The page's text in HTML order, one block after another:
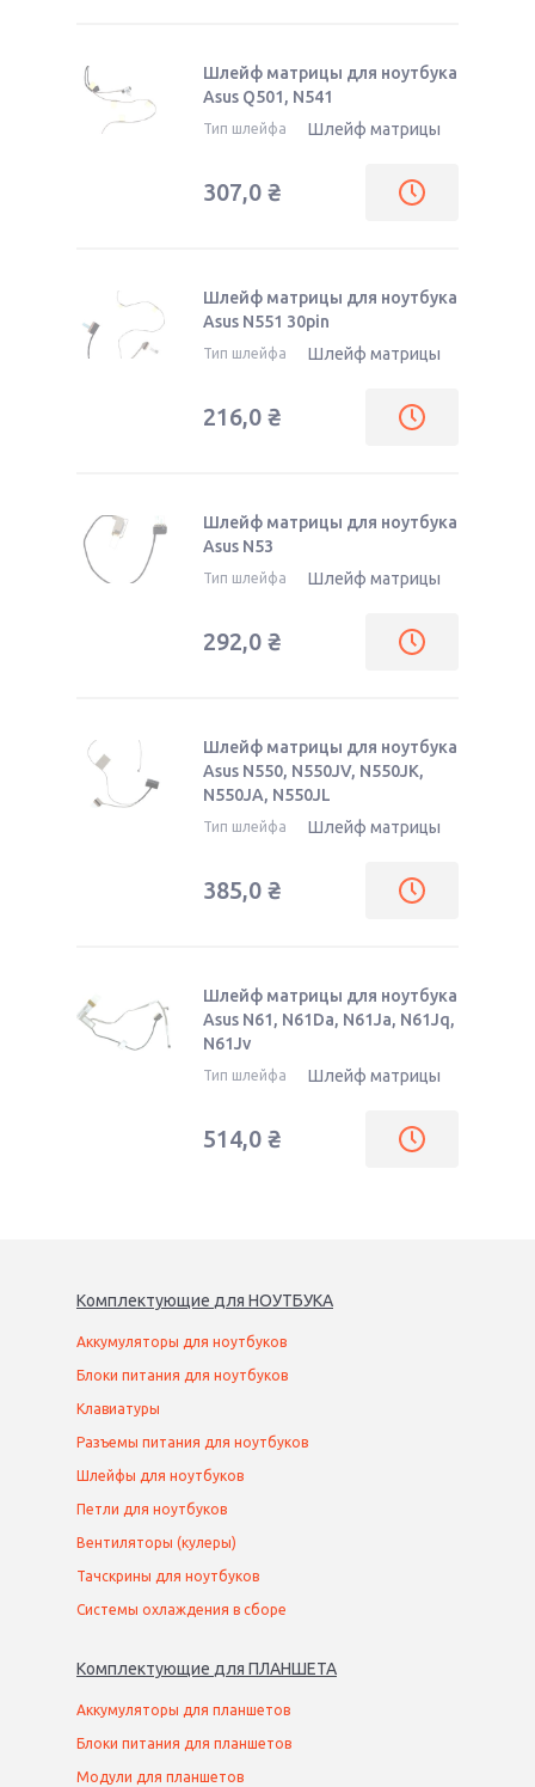
Шлейф матрицы для ноутбука
Asus Q501, N541
Тип шлейфа Шлейф матрицы
307,0 ₴
Шлейф матрицы для ноутбука
Asus N551 30pin
Тип шлейфа Шлейф матрицы
216,0 ₴
Шлейф матрицы для ноутбука
Asus N53
Тип шлейфа Шлейф матрицы
292,0 ₴
Шлейф матрицы для ноутбука
Asus N550, N550JV, N550JK,
N550JA, N550JL
Тип шлейфа Шлейф матрицы
385,0 ₴
Шлейф матрицы для ноутбука
Asus N61, N61Da, N61Ja, N61Jq,
N61Jv
Тип шлейфа Шлейф матрицы
514,0 ₴
Комплектующие для НОУТБУКА
Аккумуляторы для ноутбуков
Блоки питания для ноутбуков
Клавиатуры
Разъемы питания для ноутбуков
Шлейфы для ноутбуков
Петли для ноутбуков
Вентиляторы (кулеры)
Тачскрины для ноутбуков
Системы охлаждения в сборе
Комплектующие для ПЛАНШЕТА
Аккумуляторы для планшетов
Блоки питания для планшетов
Модули для планшетов